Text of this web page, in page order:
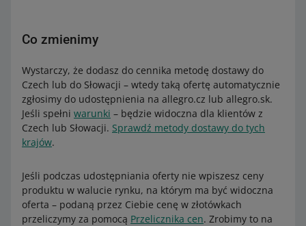
Co zmienimy
Wystarczy, że dodasz do cennika metodę dostawy do
Czech lub do Słowacji – wtedy taką ofertę automatycznie
zgłosimy do udostępnienia na allegro.cz lub allegro.sk.
Jeśli spełni warunki – będzie widoczna dla klientów z
Czech lub Słowacji. Sprawdź metody dostawy do tych
krajów.
Jeśli podczas udostępniania oferty nie wpiszesz ceny
produktu w walucie rynku, na którym ma być widoczna
oferta – podaną przez Ciebie cenę w złotówkach
przeliczymy za pomocą Przelicznika cen. Zrobimy to na